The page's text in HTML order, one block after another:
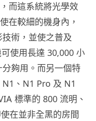
而這系統將光學效
在較細的機身內，
術，並使之普及
使用長達 30,000 小
夠用。而另一個特
、N1 Pro 及 N1
標準的 800 流明、
在並非全黑的房間